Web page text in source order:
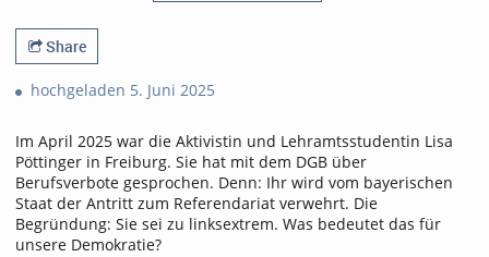
Share
hochgeladen 5. Juni 2025
Im April 2025 war die Aktivistin und Lehramtsstudentin Lisa
Pöttinger in Freiburg. Sie hat mit dem DGB über
Berufsverbote gesprochen. Denn: Ihr wird vom bayerischen
Staat der Antritt zum Referendariat verwehrt. Die
Begründung: Sie sei zu linksextrem. Was bedeutet das für
unsere Demokratie?